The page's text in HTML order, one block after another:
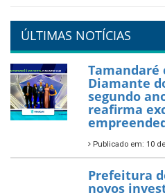
orla da
garante
para os
7 de
Política
—
Aplicação
habilitado